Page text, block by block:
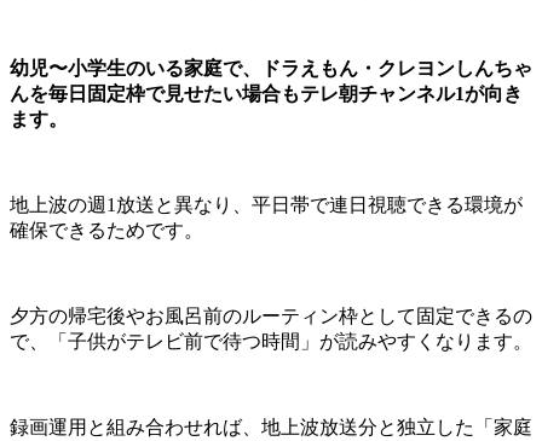
幼児〜小学生のいる家庭で、ドラえもん・クレヨンしんちゃ
んを毎日固定枠で見せたい場合もテレ朝チャンネル1が向き
ます。
地上波の週1放送と異なり、平日帯で連日視聴できる環境が
確保できるためです。
夕方の帰宅後やお風呂前のルーティン枠として固定できるの
で、「子供がテレビ前で待つ時間」が読みやすくなります。
録画運用と組み合わせれば、地上波放送分と独立した「家庭